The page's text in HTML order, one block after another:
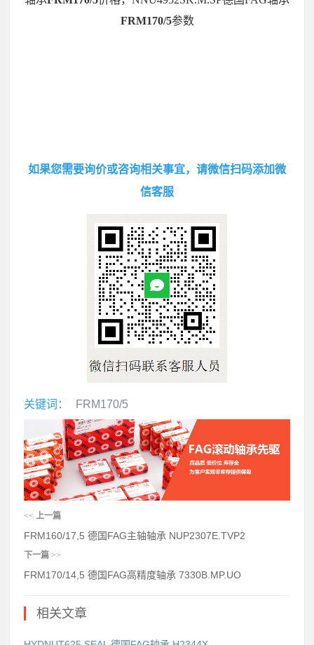
FRM170/5参数
如果您需要询价或咨询相关事宜，请微信扫码添加微
信客服
关键词： FRM170/5
<< 上一篇
FRM160/17,5 德国FAG主轴轴承 NUP2307E.TVP2
下一篇 >>
FRM170/14,5 德国FAG高精度轴承 7330B.MP.UO
相关文章